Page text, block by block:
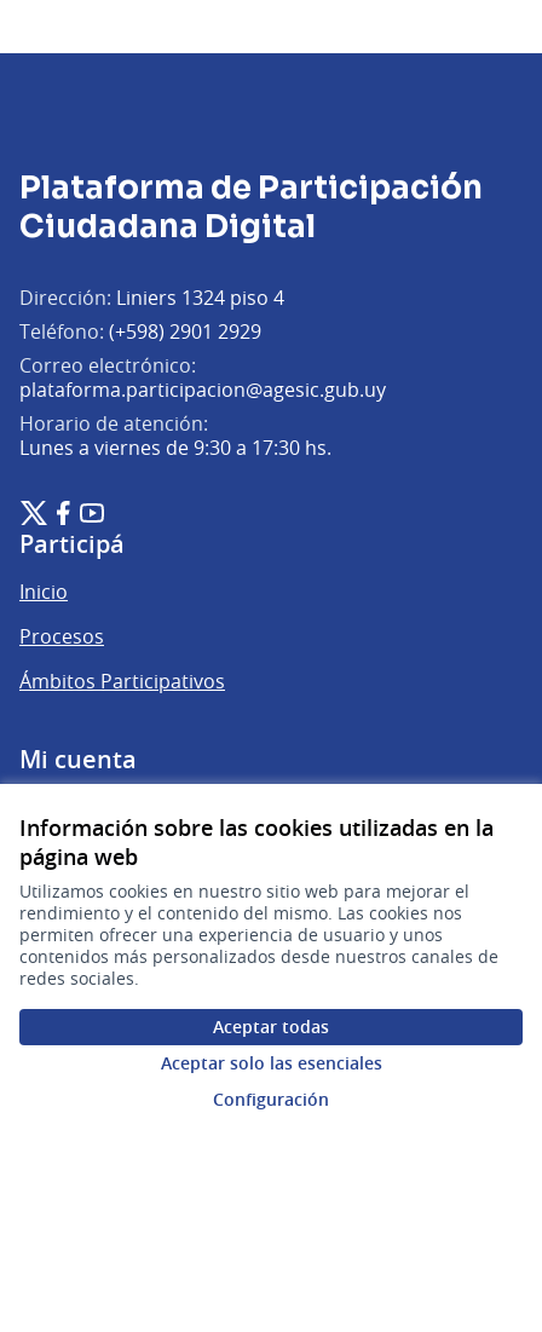
Información sobre las cookies utilizadas en la
página web
Utilizamos cookies en nuestro sitio web para mejorar el
rendimiento y el contenido del mismo. Las cookies nos
permiten ofrecer una experiencia de usuario y unos
contenidos más personalizados desde nuestros canales de
redes sociales.
Aceptar todas
Aceptar solo las esenciales
Configuración
Plataforma de Participación
Ciudadana Digital
Dirección: Liniers 1324 piso 4
Teléfono: (+598) 2901 2929
Correo electrónico:
plataforma.participacion@agesic.gub.uy(Abrir en una
Horario de atención:
Lunes a viernes de 9:30 a 17:30 hs.
Plataforma de Participación Ciudadana Digital en X
(Enlace externo)
Plataforma de Participación Ciudadana Digital en Facebook
(Enlace externo)
Plataforma de Participación Ciudadana Digital en
(Enlace externo)
Participá
Inicio
Procesos
Ámbitos Participativos
Mi cuenta
Ayuda
Preguntas frecuentes
Enlaces